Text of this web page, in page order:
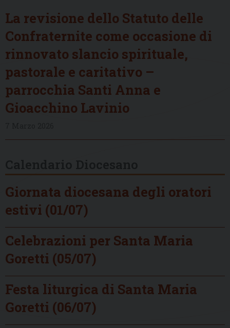
La revisione dello Statuto delle
Confraternite come occasione di
rinnovato slancio spirituale,
pastorale e caritativo –
parrocchia Santi Anna e
Gioacchino Lavinio
Giornata diocesana degli oratori
estivi (01/07)
Celebrazioni per Santa Maria
Goretti (05/07)
Festa liturgica di Santa Maria
Goretti (06/07)